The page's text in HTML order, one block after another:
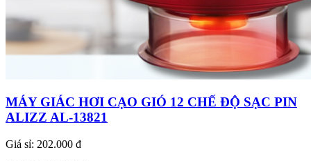
MÁY GIÁC HƠI CẠO GIÓ 12 CHẾ ĐỘ SẠC PIN
ALIZZ AL-13821
Giá sỉ: 202.000 đ